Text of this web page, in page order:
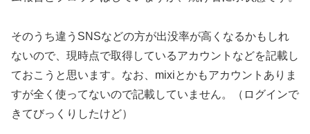
そのうち違うSNSなどの方が出没率が高くなるかもしれ
ないので、現時点で取得しているアカウントなどを記載し
ておこうと思います。なお、mixiとかもアカウントありま
すが全く使ってないので記載していません。（ログインで
きてびっくりしたけど）